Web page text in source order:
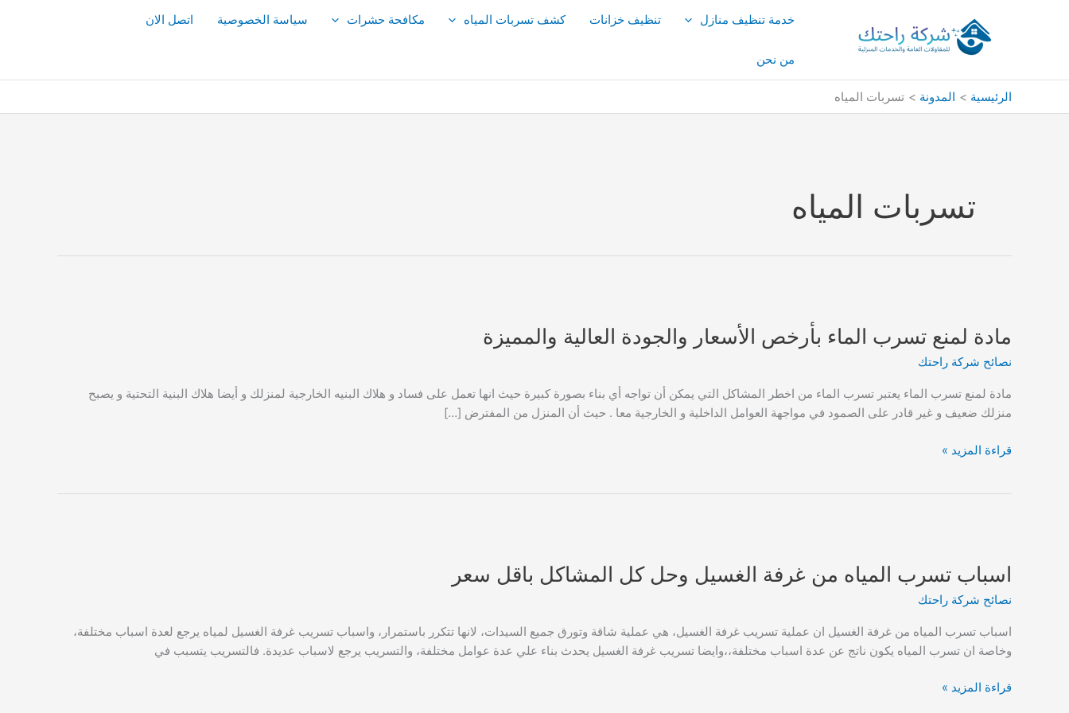
خدمة تنظيف منازل تنظيف خزانات كشف تسربات المياه مكافحة حشرات سياسة الخصوصية اتصل الان
من نحن
الرئيسية المدونة تسربات المياه
تسربات المياه
مادة لمنع تسرب الماء بأرخص الأسعار والجودة العالية والمميزة
نصائح شركة راحتك
مادة لمنع تسرب الماء يعتبر تسرب الماء من اخطر المشاكل التي يمكن أن تواجه أي بناء بصورة كبيرة حيث انها تعمل على فساد و هلاك البنيه الخارجية لمنزلك و أيضا هلاك البنية التحتية و يصبح
منزلك ضعيف و غير قادر على الصمود في مواجهة العوامل الداخلية و الخارجية معا . حيث أن المنزل من المفترض […]
مادة
والجودة
العالية
والمميزة
قراءة المزيد »
اسباب تسرب المياه من غرفة الغسيل وحل كل المشاكل باقل سعر
نصائح شركة راحتك
اسباب تسرب المياه من غرفة الغسيل ان عملية تسريب غرفة الغسيل، هي عملية شاقة وتورق جميع السيدات، لانها تتكرر باستمرار، واسباب تسريب غرفة الغسيل لمياه يرجع لعدة اسباب مختلفة،
وخاصة ان تسرب المياه يكون ناتج عن عدة اسباب مختلفة،،وايضا تسريب غرفة الغسيل يحدث بناء علي عدة عوامل مختلفة، والتسريب يرجع لاسباب عديدة. فالتسريب يتسبب في
اسباب
قراءة المزيد »